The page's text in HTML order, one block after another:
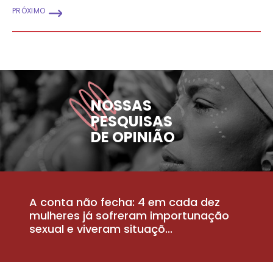
PRÓXIMO
NOSSAS
PESQUISAS
DE OPINIÃO
A conta não fecha: 4 em cada dez
mulheres já sofreram importunação
sexual e viveram situaçõ...